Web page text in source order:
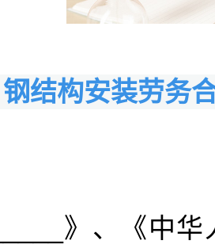
钢结构安装劳务
》、《中